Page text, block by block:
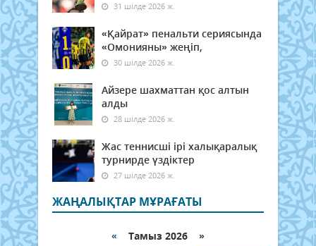
31 шілде 2026 ж.
«Қайрат» пенальти сериясында
«Омонияны» жеңіп,
30 шілде 2026 ж.
Айзере шахматтан қос алтын
алды
28 шілде 2026 ж.
Жас теннисші ірі халықаралық
турнирде үздіктер
27 шілде 2026 ж.
ЖАҢАЛЫҚТАР МҰРАҒАТЫ
« Тамыз 2026 »